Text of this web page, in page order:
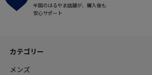
全国のはるやま店舗が、購入後も
安心サポート
カテゴリー
メンズ